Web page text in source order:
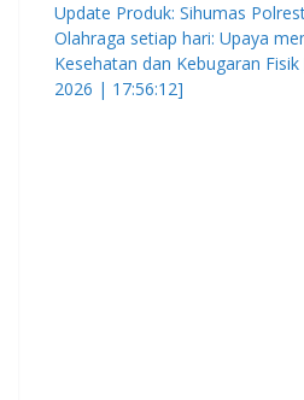
Update Produk: Sihumas
Olahraga setiap hari: Upaya
Kesehatan dan Kebugaran
2026 | 17:56:12]